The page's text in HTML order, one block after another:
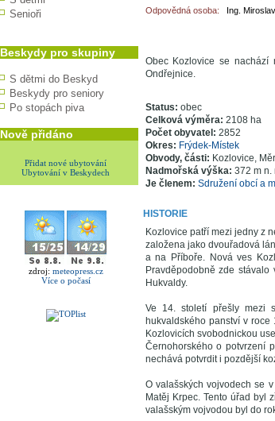
Senioři
Beskydy pro skupiny
S dětmi do Beskyd
Beskydy pro seniory
Po stopách piva
Nově přidáno
Přidat nové ubytování
Ubytování v Beskydech
zdroj: meteopress.cz
Více o počasí
Odpovědná osoba:
Ing.
Obec Kozlovice se nachází
Ondřejnice.
Status: obec
Celková výměra: 2108 ha
Počet obyvatel: 2852
Okres: Frýdek-Místek
Obvody, části: Kozlovice,
Nadmořská výška: 372 m n.
Je členem: Sdružení obcí a
HISTORIE
Kozlovice patří mezi jedny z
založena jako dvouřadová
a na Příboře. Nová ves
Pravděpodobně zde
Hukvaldy.
Ve 14. století přešly mezi
hukvaldského panství v
Kozlovicích svobodnickou
Černohorského o potvrzení
nechává potvrdit i pozdější
O valašských vojvodech se
Matěj Krpec. Tento úřad byl
valašským vojvodou byl do